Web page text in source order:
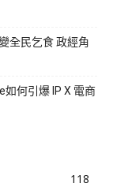
全民乞食 政經角
何引爆 IP X 電商
118